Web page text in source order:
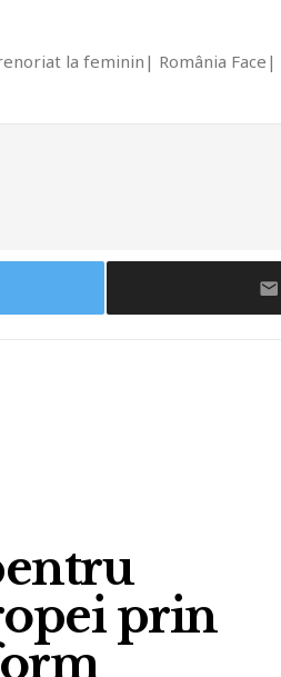
la feminin România Face
prin